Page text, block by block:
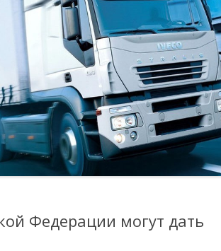
Федерации могут дать